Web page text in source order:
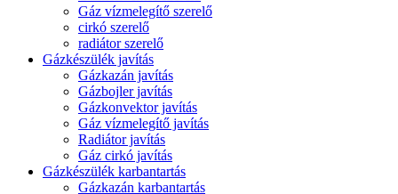
Gáz vízmelegítő szerelő
cirkó szerelő
radiátor szerelő
Gázkészülék javítás
Gázkazán javítás
Gázbojler javítás
Gázkonvektor javítás
Gáz vízmelegítő javítás
Radiátor javítás
Gáz cirkó javítás
Gázkészülék karbantartás
Gázkazán karbantartás